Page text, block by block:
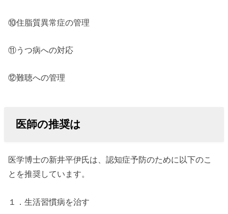
⑩住脂質異常症の管理
⑪うつ病への対応
⑫難聴への管理
医師の推奨は
医学博士の新井平伊氏は、認知症予防のために以下のこ
とを推奨しています。
１．生活習慣病を治す